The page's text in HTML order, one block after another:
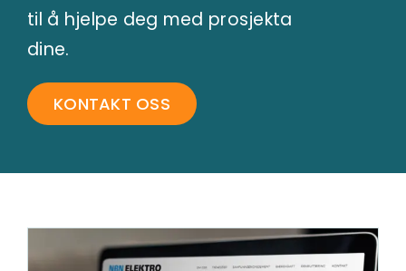
til å hjelpe deg med prosjekta
dine.
KONTAKT OSS